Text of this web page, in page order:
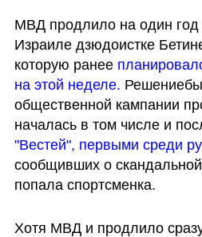
МВД продлило на один год
Израиле дзюдоистке
которую ранее
на этой неделе.
общественной кампании
"Вестей", первыми среди
сообщивших о
попала спортсменка.
Хотя МВД и продлило